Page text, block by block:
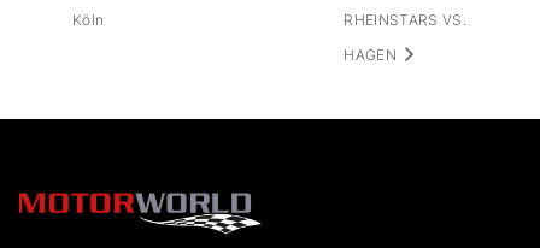
Köln
RHEINSTARS VS.
HAGEN